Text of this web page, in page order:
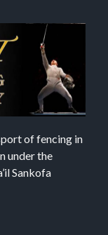
of fencing in
under the
Sankofa